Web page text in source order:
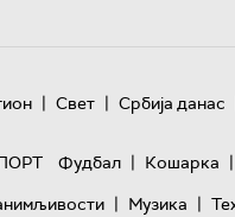
| Свет | Србија данас
Фудбал | Кошарка |
| Музика |